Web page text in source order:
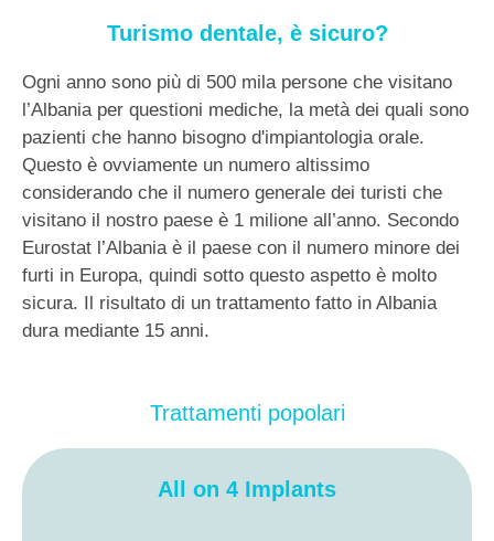
Turismo dentale, è sicuro?
Ogni anno sono più di 500 mila persone che visitano
l’Albania per questioni mediche, la metà dei quali sono
pazienti che hanno bisogno d'impiantologia orale.
Questo è ovviamente un numero altissimo
considerando che il numero generale dei turisti che
visitano il nostro paese è 1 milione all’anno. Secondo
Eurostat l’Albania è il paese con il numero minore dei
furti in Europa, quindi sotto questo aspetto è molto
sicura. Il risultato di un trattamento fatto in Albania
dura mediante 15 anni.
Trattamenti popolari
All on 4 Implants